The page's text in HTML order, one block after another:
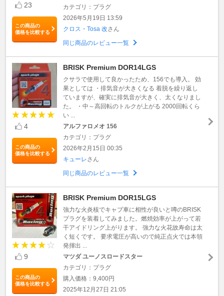
23
この商品の
価格を比較する
カテゴリ：プラグ
2026年5月19日 13:59
クロス・Tosa 改さん
同じ商品のレビュー一覧
4
この商品の
価格を比較する
BRISK Premium DOR14LGS
クサラで使用して良かったため、156でも導入。 効
果としては ・排気音が大きくなる 着脱を繰り返し
ていますが、確実に排気音が大きく、太くなりまし
た。 ・中～高回転のトルクが上がる 2000回転くら
い ...
アルファロメオ 156
カテゴリ：プラグ
2026年2月15日 00:35
キューレさん
同じ商品のレビュー一覧
9
この商品の
価格を比較する
BRISK Premium DOR15LGS
強力な火炎核でキャブ車に相性が良いと噂のBRISK
プラグを装着してみました。燃焼効率が上がって若
干アイドリング上がります。 強力な火花故寿命は太
く短くです。 要求電圧が高いので純正点火では本領
発揮出 ...
マツダ ユーノスロードスター
カテゴリ：プラグ
購入価格：9,400円
2025年12月27日 21:05